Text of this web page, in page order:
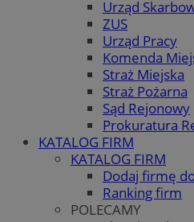
Urząd
ZUS
Urząd Pracy
Komenda
Straż Miejska
Straż Pożarna
Sąd Rejonowy
Prokuratura
KATALOG FIRM
KATALOG FIRM
Dodaj firmę
Ranking firm
POLECAMY